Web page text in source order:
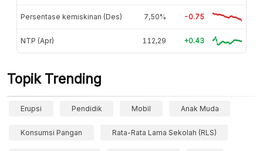
Persentase kemiskinan (Des) 7,50% -0.75
NTP (Apr) 112,29 +0.43
Topik Trending
Erupsi Pendidik Mobil Anak Muda
Konsumsi Pangan Rata-Rata Lama Sekolah (RLS)